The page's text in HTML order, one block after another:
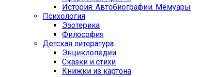
История. Автобиографии. Мемуары
Психология
Эзотерика
Философия
Детская литература
Энциклопедии
Сказки и стихи
Книжки из картона